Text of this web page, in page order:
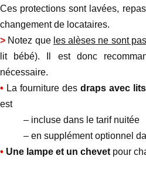
Ces protections sont lavées,
changement de locataires.
> Notez que les alèses ne sont
lit bébé). Il est donc
nécessaire.
• La fourniture des draps avec
est
– incluse dans le tarif nuitée
– en supplément optionnel
• Une lampe et un chevetpour